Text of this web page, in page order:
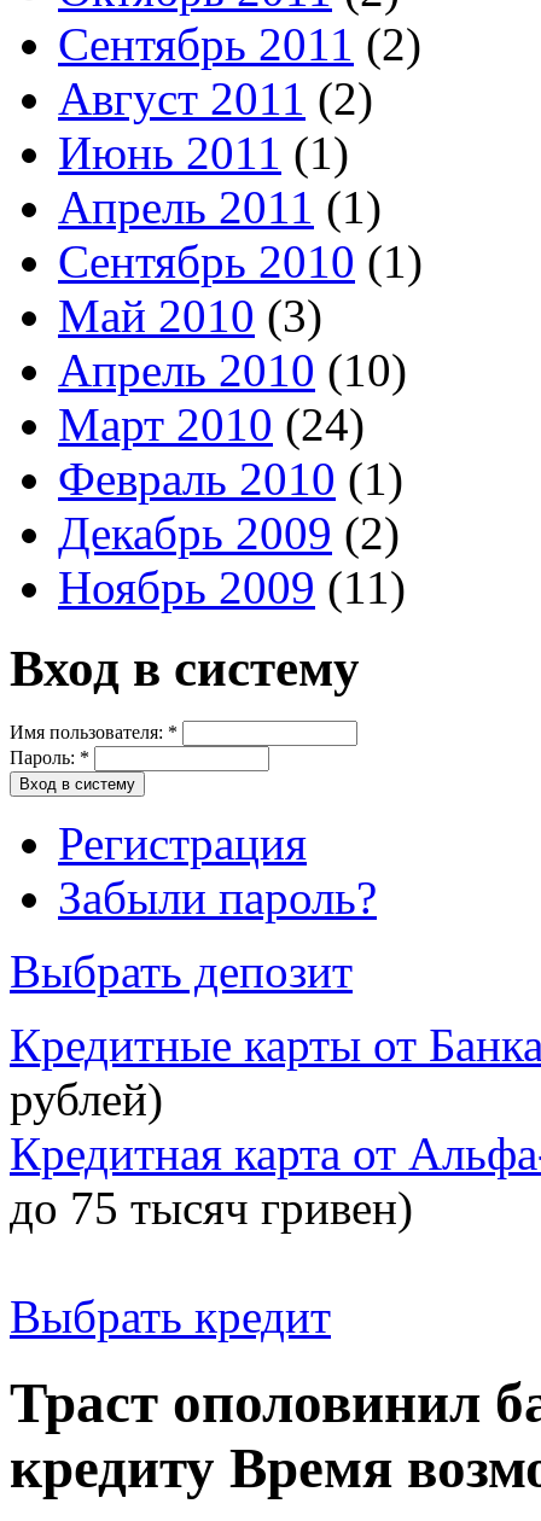
Сентябрь 2011 (2)
Август 2011 (2)
Июнь 2011 (1)
Апрель 2011 (1)
Сентябрь 2010 (1)
Май 2010 (3)
Апрель 2010 (10)
Март 2010 (24)
Февраль 2010 (1)
Декабрь 2009 (2)
Ноябрь 2009 (11)
Вход в систему
Имя пользователя: *
Пароль: *
Регистрация
Забыли пароль?
Выбрать депозит
Кредитные карты от
рублей)
Кредитная карта от
до 75 тысяч гривен)
Выбрать кредит
Траст ополовинил
кредиту Время